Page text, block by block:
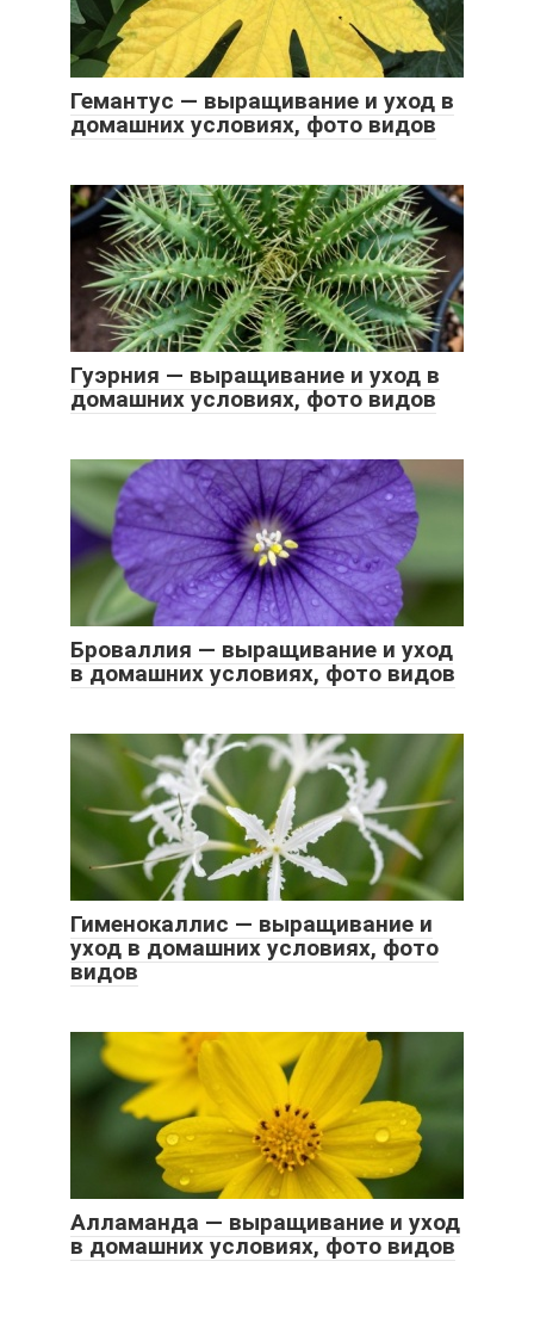
Гемантус — выращивание и уход в
домашних условиях, фото видов
Гуэрния — выращивание и уход в
домашних условиях, фото видов
Броваллия — выращивание и уход
в домашних условиях, фото видов
Гименокаллис — выращивание и
уход в домашних условиях, фото
видов
Алламанда — выращивание и уход
в домашних условиях, фото видов